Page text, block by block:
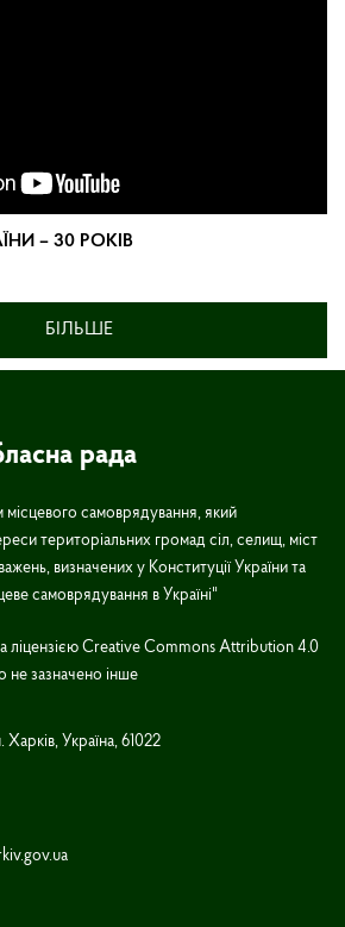
– 30 РОКІВ
БІЛЬШЕ
рада
самоврядування, який
територіальних громад сіл, селищ, міст
визначених у Конституції України та
самоврядування в Україні"
ліцензією Creative Commons Attribution 4.0
не зазначено інше
Україна, 61022